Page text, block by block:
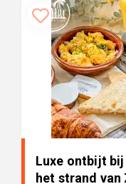
Luxe ontbijt bij
het strand